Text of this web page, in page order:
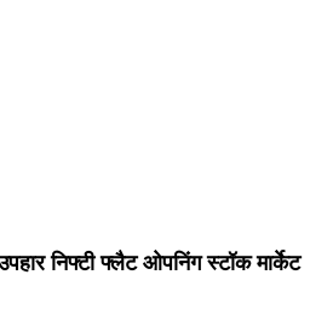
निफ्टी फ्लैट ओपनिंग स्टॉक मार्केट